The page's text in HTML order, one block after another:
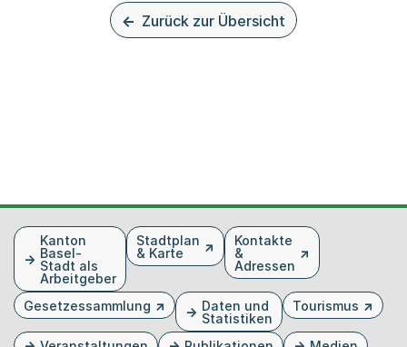
Zurück zur Übersicht
FusszeileKanton
Basel-
Stadt als
Arbeitgeber
Stadtplan
& Karte
Kontakte
&
Adressen
Gesetzessammlung
Daten und
Statistiken
Tourismus